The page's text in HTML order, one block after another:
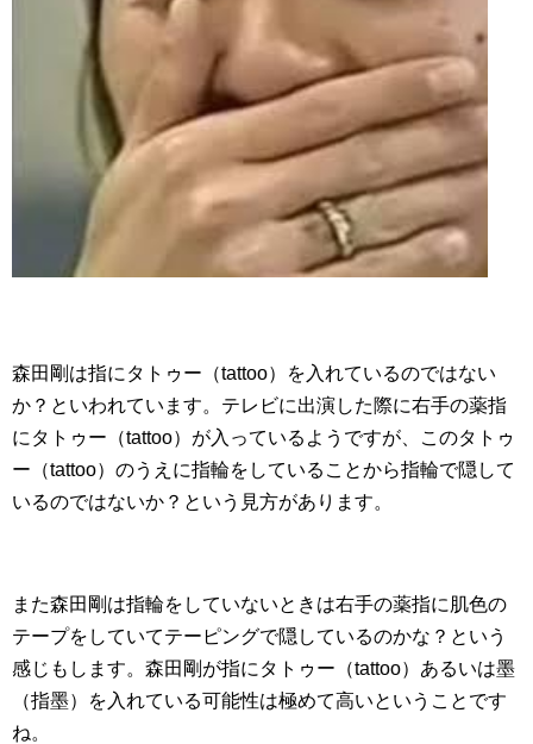
森田剛は指にタトゥー（tattoo）を入れているのではない
か？といわれています。テレビに出演した際に右手の薬指
にタトゥー（tattoo）が入っているようですが、このタトゥ
ー（tattoo）のうえに指輪をしていることから指輪で隠して
いるのではないか？という見方があります。
また森田剛は指輪をしていないときは右手の薬指に肌色の
テープをしていてテーピングで隠しているのかな？という
感じもします。森田剛が指にタトゥー（tattoo）あるいは墨
（指墨）を入れている可能性は極めて高いということです
ね。